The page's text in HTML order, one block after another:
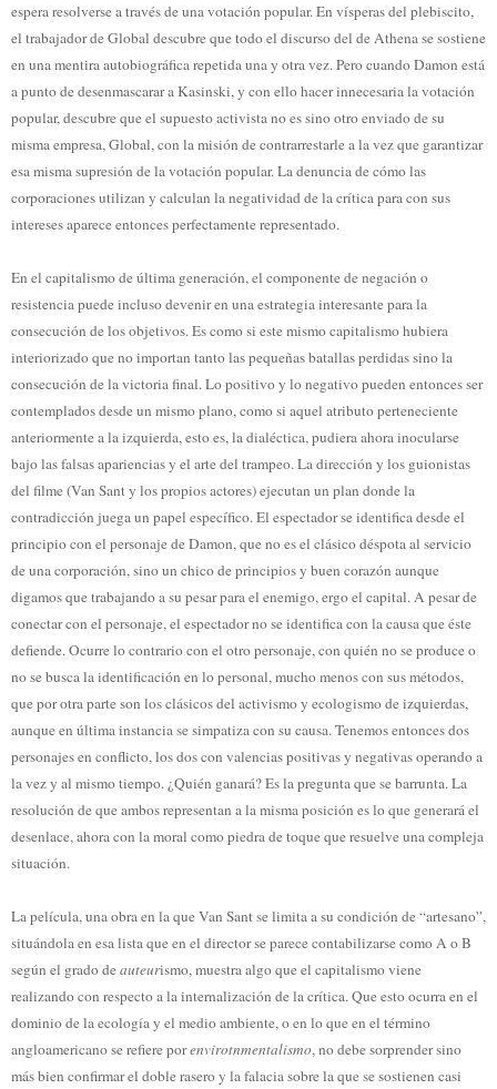
espera resolverse a través de una votación popular. En vísperas del plebiscito,
el trabajador de Global descubre que todo el discurso del de Athena se sostiene
en una mentira autobiográfica repetida una y otra vez. Pero cuando Damon está
a punto de desenmascarar a Kasinski, y con ello hacer innecesaria la votación
popular, descubre que el supuesto activista no es sino otro enviado de su
misma empresa, Global, con la misión de contrarrestarle a la vez que garantizar
esa misma supresión de la votación popular. La denuncia de cómo las
corporaciones utilizan y calculan la negatividad de la crítica para con sus
intereses aparece entonces perfectamente representado.
En el capitalismo de última generación, el componente de negación o
resistencia puede incluso devenir en una estrategia interesante para la
consecución de los objetivos. Es como si este mismo capitalismo hubiera
interiorizado que no importan tanto las pequeñas batallas perdidas sino la
consecución de la victoria final. Lo positivo y lo negativo pueden entonces ser
contemplados desde un mismo plano, como si aquel atributo perteneciente
anteriormente a la izquierda, esto es, la dialéctica, pudiera ahora inocularse
bajo las falsas apariencias y el arte del trampeo. La dirección y los guionistas
del filme (Van Sant y los propios actores) ejecutan un plan donde la
contradicción juega un papel específico. El espectador se identifica desde el
principio con el personaje de Damon, que no es el clásico déspota al servicio
de una corporación, sino un chico de principios y buen corazón aunque
digamos que trabajando a su pesar para el enemigo, ergo el capital. A pesar de
conectar con el personaje, el espectador no se identifica con la causa que éste
defiende. Ocurre lo contrario con el otro personaje, con quién no se produce o
no se busca la identificación en lo personal, mucho menos con sus métodos,
que por otra parte son los clásicos del activismo y ecologismo de izquierdas,
aunque en última instancia se simpatiza con su causa. Tenemos entonces dos
personajes en conflicto, los dos con valencias positivas y negativas operando a
la vez y al mismo tiempo. ¿Quién ganará? Es la pregunta que se barrunta. La
resolución de que ambos representan a la misma posición es lo que generará el
desenlace, ahora con la moral como piedra de toque que resuelve una compleja
situación.
La película, una obra en la que Van Sant se limita a su condición de “artesano”,
situándola en esa lista que en el director se parece contabilizarse como A o B
según el grado deauteurismo, muestra algo que el capitalismo viene
realizando con respecto a la internalización de la crítica. Que esto ocurra en el
dominio de la ecología y el medio ambiente, o en lo que en el término
angloamericano se refiere porenvirotnmentalismo, no debe sorprender sino
más bien confirmar el doble rasero y la falacia sobre la que se sostienen casi